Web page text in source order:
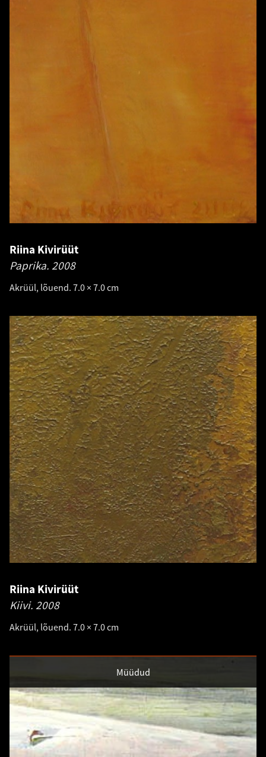
Riina Kivirüüt
Paprika. 2008
Akrüül, lõuend. 7.0 × 7.0 cm
Riina Kivirüüt
Kiivi. 2008
Akrüül, lõuend. 7.0 × 7.0 cm
Müüdud